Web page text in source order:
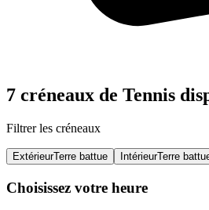
7 créneaux de Tennis
Filtrer les créneaux
ExtérieurTerre battue IntérieurTerre
Choisissez votre heure